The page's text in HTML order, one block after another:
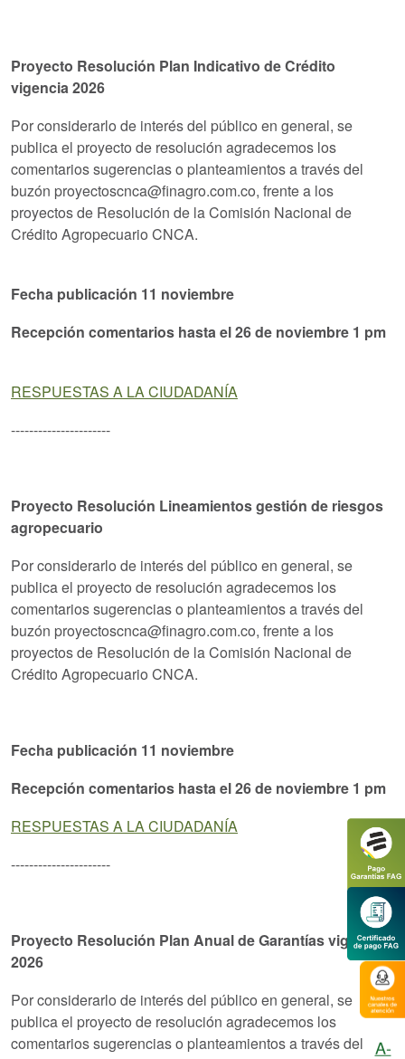
Proyecto Resolución Plan Indicativo de Crédito
vigencia 2026
Por considerarlo de interés del público en general, se
publica el proyecto de resolución agradecemos los
comentarios sugerencias o planteamientos a través del
buzón proyectoscnca@finagro.com.co, frente a los
proyectos de Resolución de la Comisión Nacional de
Crédito Agropecuario CNCA.
Fecha publicación 11 noviembre
Recepción comentarios hasta el 26 de noviembre 1 pm
RESPUESTAS A LA CIUDADANÍA
----------------------
Proyecto Resolución Lineamientos gestión de riesgos
agropecuario
Por considerarlo de interés del público en general, se
publica el proyecto de resolución agradecemos los
comentarios sugerencias o planteamientos a través del
buzón proyectoscnca@finagro.com.co, frente a los
proyectos de Resolución de la Comisión Nacional de
Crédito Agropecuario CNCA.
Fecha publicación 11 noviembre
Recepción comentarios hasta el 26 de noviembre 1 pm
RESPUESTAS A LA CIUDADANÍA
----------------------
Proyecto Resolución Plan Anual de Garantías vigencia
2026
Por considerarlo de interés del público en general, se
publica el proyecto de resolución agradecemos los
comentarios sugerencias o planteamientos a través del
A-